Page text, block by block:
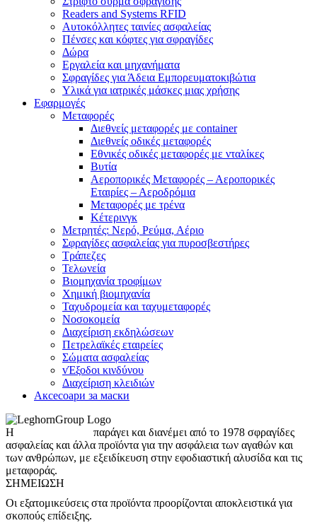
Readers and Systems RFID
Αυτοκόλλητες ταινίες ασφαλείας
Πένσες και κόφτες για σφραγίδες
Δώρα
Εργαλεία και μηχανήματα
Σφραγίδες για Άδεια Εμπορευματοκιβώτια
Υλικά για ιατρικές μάσκες μιας χρήσης
Εφαρμογές
Μεταφορές
Διεθνείς μεταφορές με container
Διεθνείς οδικές μεταφορές
Εθνικές οδικές μεταφορές με νταλίκες
Βυτία
Αεροπορικές Μεταφορές – Αεροπορικές
Εταιρίες – Αεροδρόμια
Μεταφορές με τρένα
Κέτερινγκ
Μετρητές: Νερό, Ρεύμα, Αέριο
Σφραγίδες ασφαλείας για πυροσβεστήρες
Τράπεζες
Τελωνεία
Βιομηχανία τροφίμων
Χημική βιομηχανία
Ταχυδρομεία και ταχυμεταφορές
Νοσοκομεία
Διαχείριση εκδηλώσεων
Πετρελαϊκές εταιρείες
Σώματα ασφαλείας
vΈξοδοι κινδύνου
Διαχείριση κλειδιών
Аксесоари за маски
Η
παράγει και διανέμει από το 1978 σφραγίδες
ασφαλείας και άλλα προϊόντα για την ασφάλεια των αγαθών και
των ανθρώπων, με εξειδίκευση στην εφοδιαστική αλυσίδα και τις
μεταφοράς.
ΣΗΜΕΊΩΣΗ
Οι εξατομικεύσεις στα προϊόντα προορίζονται αποκλειστικά για
σκοπούς επίδειξης.